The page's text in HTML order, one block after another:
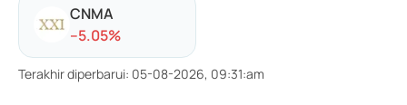
CNMA
--5.05%
Terakhir diperbarui: 05-08-2026, 09:31:am